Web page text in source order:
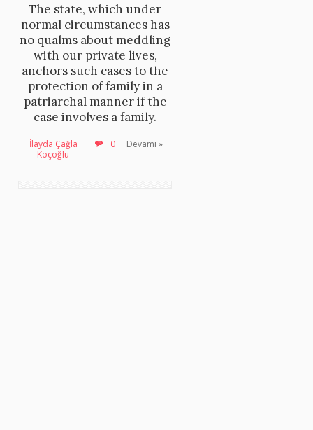
The state, which under
normal circumstances has
no qualms about meddling
with our private lives,
anchors such cases to the
protection of family in a
patriarchal manner if the
case involves a family.
İlayda Çağla
Koçoğlu
0 Devamı »